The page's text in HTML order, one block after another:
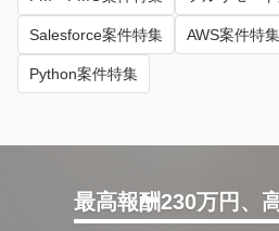
Salesforce案件特集 AWS案件特集
Python案件特集
最高報酬230万円、